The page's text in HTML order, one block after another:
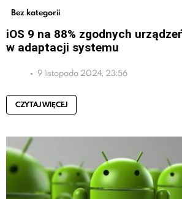
Bez kategorii
iOS 9 na 88% zgodnych
w adaptacji systemu
9 listopada 2024, 23:56
CZYTAJ WIĘCEJ